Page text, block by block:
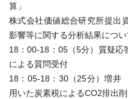
算」
株式会社価値総合研究所提出
影響等に関する分析結果につい
18：00-18：05（5分）質疑応
による質問受付
18：05-18：30（25分）増井
用いた炭素税によるCO2排出削